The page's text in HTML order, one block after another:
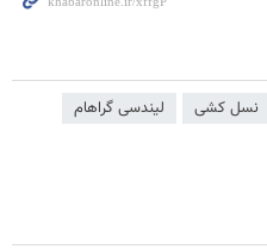
نسل کشی
لیندسی گراهام